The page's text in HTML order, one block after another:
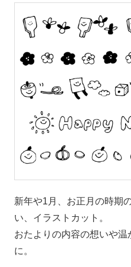
新年や1月、お正月の時期
い、イラストカット。
おたよりの内容の想いや温
に。